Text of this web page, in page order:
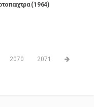
(1964)
2070 2071